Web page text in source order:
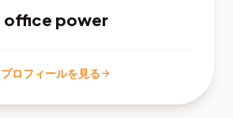
office power
プロフィールを見るarrow_forward